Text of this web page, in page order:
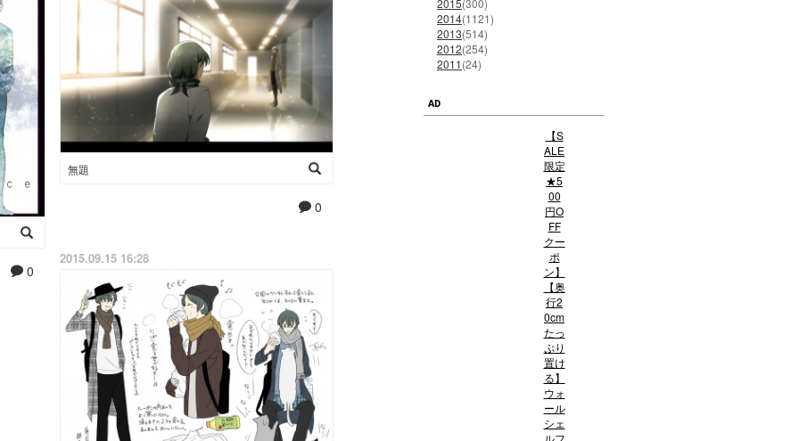
2015(300)
2014(1121)
2013(514)
2012(254)
2011(24)
AD
【S
ALE
限定
★5
00
円O
FF
クー
ポ
ン】
【奥
行2
0cm
たっ
ぷり
置け
る】
ウォ
ール
シェ
0
無題
0
2015.09.15 16:28